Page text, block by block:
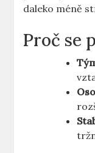
daleko méně
Proč se